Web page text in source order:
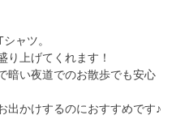
ャツ。
り上げてくれます！
暗い夜道でのお散歩でも安心
出かけするのにおすすめです♪